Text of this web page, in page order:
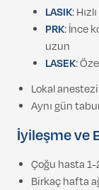
LASIK:
PRK: İnce
uzun
LASEK:
Lokal anestezi
Aynı gün
İyileşme ve
Çoğu hasta
Birkaç hafta